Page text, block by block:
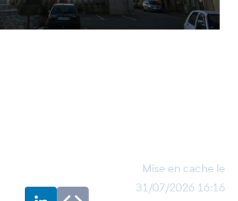
Mise en cache le
31/07/2026 16:16